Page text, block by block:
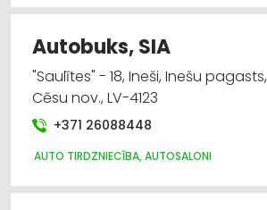
Autobuks, SIA
"Saulītes" - 18, Ineši, Inešu pagasts,
Cēsu nov., LV-4123
+371 26088448
AUTO TIRDZNIECĪBA, AUTOSALONI